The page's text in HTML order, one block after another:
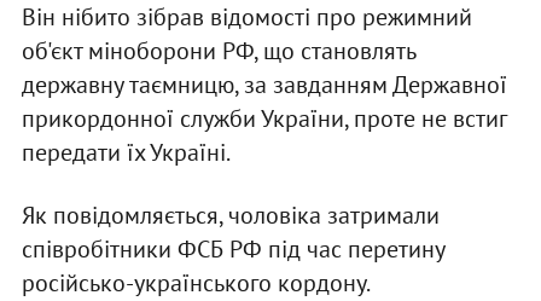
Він нібито зібрав відомості про режимний
об'єкт міноборони РФ, що становлять
державну таємницю, за завданням Державної
прикордонної служби України, проте не встиг
передати їх Україні.
Як повідомляється, чоловіка затримали
співробітники ФСБ РФ під час перетину
російсько-українського кордону.